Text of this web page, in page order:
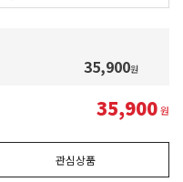
35,900원
35,900원
관심상품